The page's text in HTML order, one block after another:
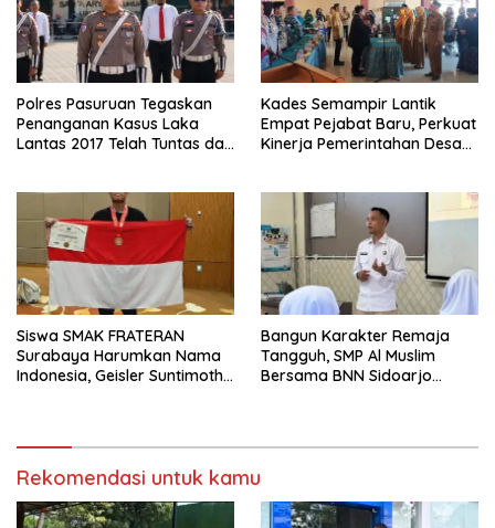
Polres Pasuruan Tegaskan
Penanganan Kasus Laka
Lantas 2017 Telah Tuntas dan
Kades Semampir Lantik
Empat Pejabat Baru, Perkuat
Kinerja Pemerintahan Desa
Siswa SMAK FRATERAN
Surabaya Harumkan Nama
Indonesia, Geisler Suntimothy
Bangun Karakter Remaja
Tangguh, SMP Al Muslim
Bersama BNN Sidoarjo
Rekomendasi untuk kamu